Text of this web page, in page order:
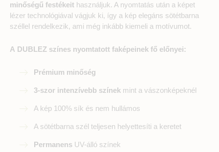
minőségű festékeit használjuk. A nyomtatás után a képet
lézer technológiával vágjuk ki, így a kép elegáns sötétbarna
széllel rendelkezik, ami még inkább kiemeli a motívumot.
A DUBLEZ színes nyomtatott faképeinek fő előnyei:
Prémium minőség
3-szor intenzívebb színek mint a vászonképeknél
A kép 100% sík és nem hullámos
A sötétbarna szél teljesen helyettesíti a keretet
Permanens UV-álló színek